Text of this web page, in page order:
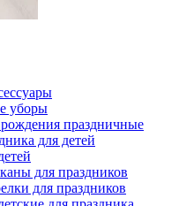
уборы
праздничные
для детей
для праздников
для праздников